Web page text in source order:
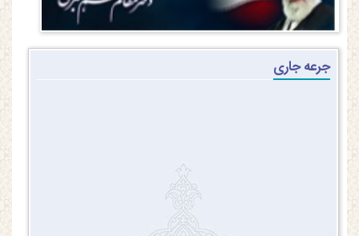
جرعه جاری